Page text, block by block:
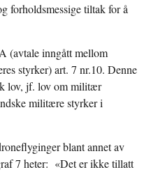
forholdsmessige tiltak for å
(avtale inngått mellom
styrker) art. 7 nr.10. Denne
lov, jf. lov om militær
militære styrker i
blant annet av
7 heter: «Det er ikke tillatt